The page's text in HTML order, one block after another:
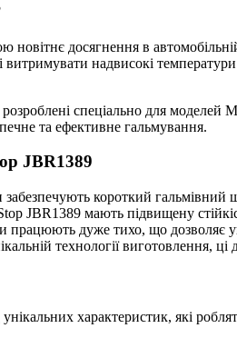
досягнення в
надвисокі
спеціально для
та ефективне гальмування.
JBR1389
забезпечують короткий
JBR1389 мають підвищену
працюють дуже тихо, що дозволяє
технології виготовлення,
характеристик, які